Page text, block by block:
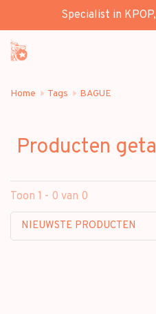
Specialist in
Home Tags BAGUE
Producten
Toon 1 - 0 van 0
NIEUWSTE PRODUCTEN